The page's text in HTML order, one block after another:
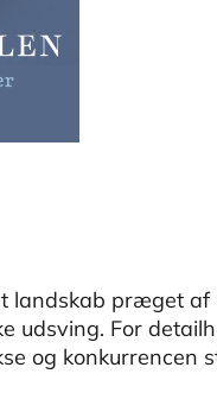
landskab præget af
udsving. For
og konkurrencen